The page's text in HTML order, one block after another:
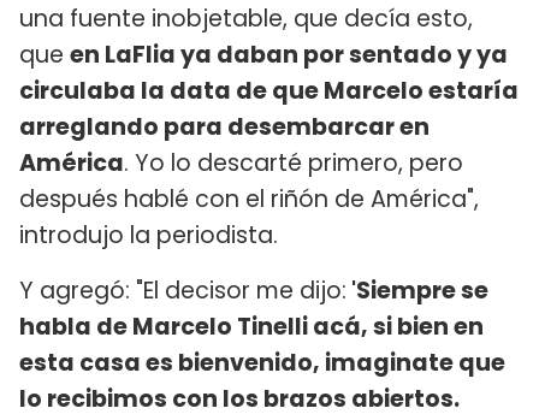
una fuente inobjetable, que decía esto,
que en LaFlia ya daban por sentado y ya
circulaba la data de que Marcelo estaría
arreglando para desembarcar en
América. Yo lo descarté primero, pero
después hablé con el riñón de América",
introdujo la periodista.
Y agregó: "El decisor me dijo: 'Siempre se
habla de Marcelo Tinelli acá, si bien en
esta casa es bienvenido, imaginate que
lo recibimos con los brazos abiertos.